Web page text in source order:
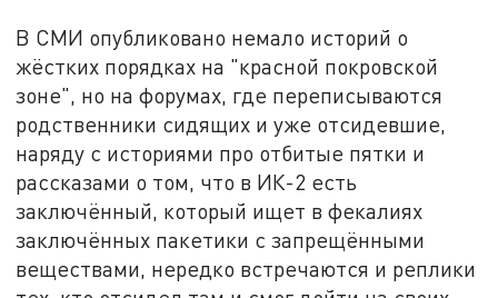
В СМИ опубликовано немало историй о
жёстких порядках на "красной покровской
зоне", но на форумах, где переписываются
родственники сидящих и уже отсидевшие,
наряду с историями про отбитые пятки и
рассказами о том, что в ИК-2 есть
заключённый, который ищет в фекалиях
заключённых пакетики с запрещёнными
веществами, нередко встречаются и реплики